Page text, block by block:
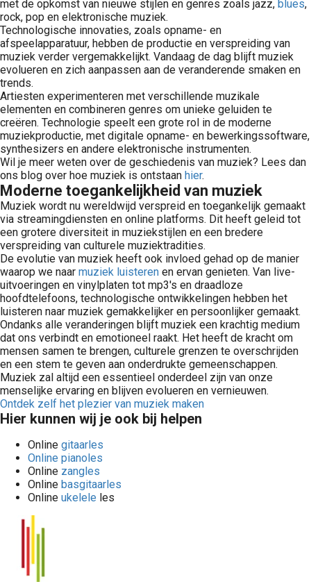
met de opkomst van nieuwe stijlen en genres zoals jazz, blues,
rock, pop en elektronische muziek.
Technologische innovaties, zoals opname- en
afspeelapparatuur, hebben de productie en verspreiding van
muziek verder vergemakkelijkt. Vandaag de dag blijft muziek
evolueren en zich aanpassen aan de veranderende smaken en
trends.
Artiesten experimenteren met verschillende muzikale
elementen en combineren genres om unieke geluiden te
creëren. Technologie speelt een grote rol in de moderne
muziekproductie, met digitale opname- en bewerkingssoftware,
synthesizers en andere elektronische instrumenten.
Wil je meer weten over de geschiedenis van muziek? Lees dan
ons blog over hoe muziek is ontstaan hier.
Moderne toegankelijkheid van muziek
Muziek wordt nu wereldwijd verspreid en toegankelijk gemaakt
via streamingdiensten en online platforms. Dit heeft geleid tot
een grotere diversiteit in muziekstijlen en een bredere
verspreiding van culturele muziektradities.
De evolutie van muziek heeft ook invloed gehad op de manier
waarop we naar muziek luisteren en ervan genieten. Van live-
uitvoeringen en vinylplaten tot mp3's en draadloze
hoofdtelefoons, technologische ontwikkelingen hebben het
luisteren naar muziek gemakkelijker en persoonlijker gemaakt.
Ondanks alle veranderingen blijft muziek een krachtig medium
dat ons verbindt en emotioneel raakt. Het heeft de kracht om
mensen samen te brengen, culturele grenzen te overschrijden
en een stem te geven aan onderdrukte gemeenschappen.
Muziek zal altijd een essentieel onderdeel zijn van onze
menselijke ervaring en blijven evolueren en vernieuwen.
Ontdek zelf het plezier van muziek maken
Hier kunnen wij je ook bij helpen
Online gitaarles
Online pianoles
Online zangles
Online basgitaarles
Online ukelele les